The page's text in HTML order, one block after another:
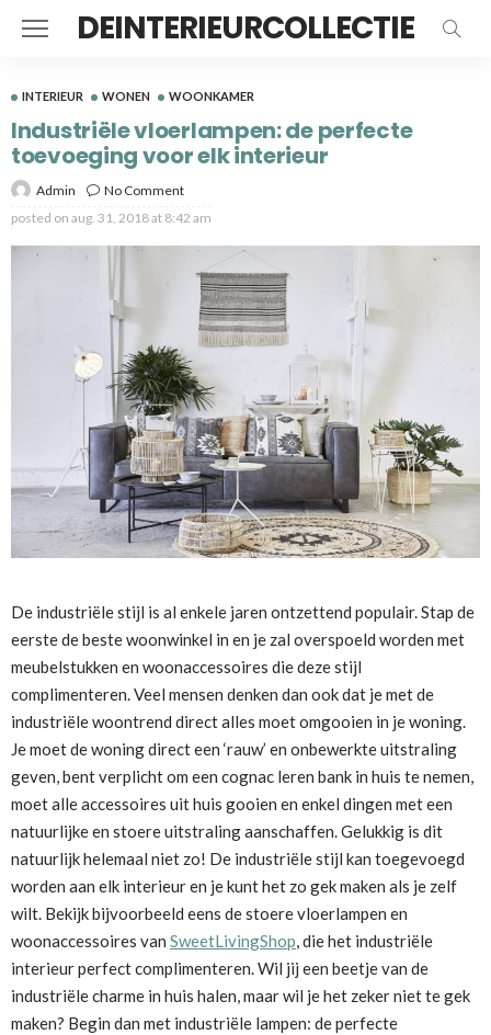
DEINTERIEURCOLLECTIE
INTERIEUR WONEN WOONKAMER
Industriële vloerlampen: de perfecte
toevoeging voor elk interieur
Admin
No Comment
posted on aug. 31, 2018 at 8:42 am
De industriële stijl is al enkele jaren ontzettend populair. Stap de
eerste de beste woonwinkel in en je zal overspoeld worden met
meubelstukken en woonaccessoires die deze stijl
complimenteren. Veel mensen denken dan ook dat je met de
industriële woontrend direct alles moet omgooien in je woning.
Je moet de woning direct een ‘rauw’ en onbewerkte uitstraling
geven, bent verplicht om een cognac leren bank in huis te nemen,
moet alle accessoires uit huis gooien en enkel dingen met een
natuurlijke en stoere uitstraling aanschaffen. Gelukkig is dit
natuurlijk helemaal niet zo! De industriële stijl kan toegevoegd
worden aan elk interieur en je kunt het zo gek maken als je zelf
wilt. Bekijk bijvoorbeeld eens de stoere vloerlampen en
woonaccessoires van SweetLivingShop, die het industriële
interieur perfect complimenteren. Wil jij een beetje van de
industriële charme in huis halen, maar wil je het zeker niet te gek
maken? Begin dan met industriële lampen: de perfecte